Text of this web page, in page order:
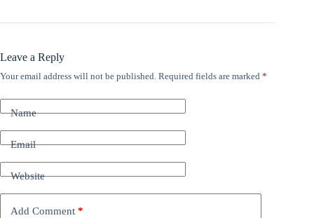
Leave a Reply
Your email address will not be published. Required fields are marked *
Name
Email
Website
Add Comment *